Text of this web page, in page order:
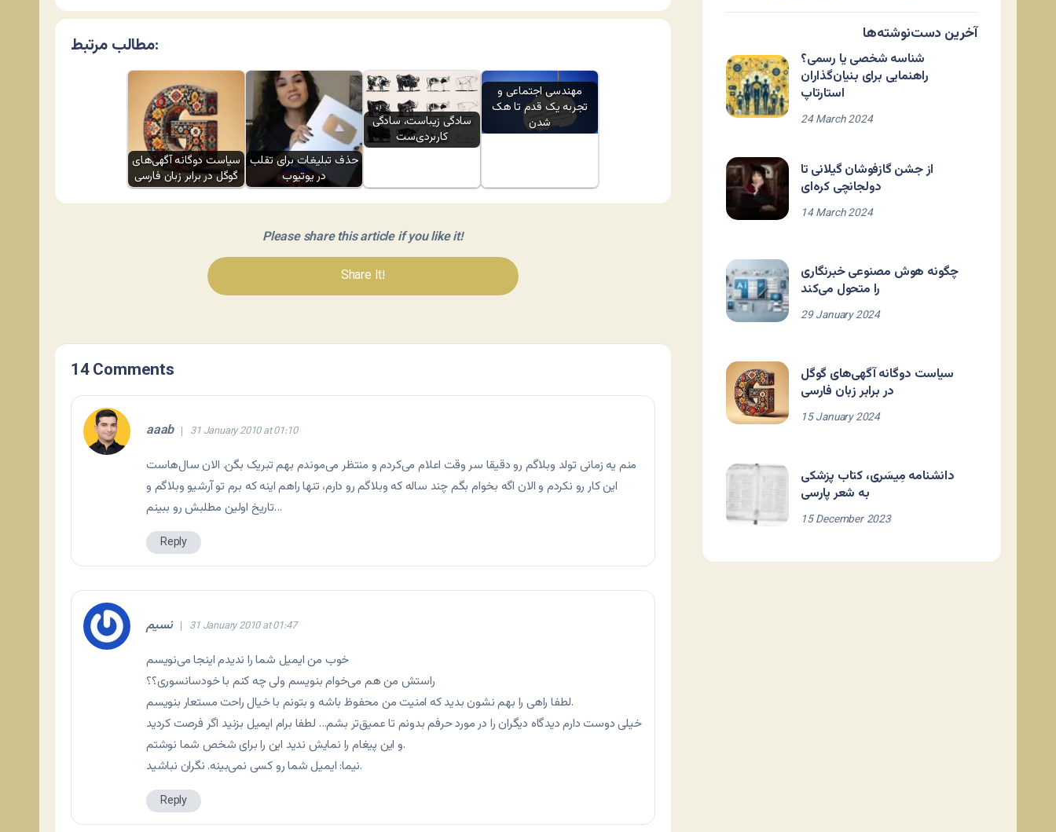
مطالب مرتبط:
سیاست دوگانه آگهی‌های
گوگل در برابر زبان فارسی
حذف تبلیغات برای تقلب
در یوتیوب
سادگی زیباست، سادگی
کاربردی‌ست
مهندسی اجتماعی و
تجربه یک قدم تا هک
شدن
Please share this article if you like it!
Share It!
14 Comments
aaab 31 January 2010 at 01:10
منم یه زمانی تولد وبلاگم رو دقیقا سر وقت اعلام می‌کردم و منتظر می‌موندم بهم تبریک بگن. الان سال‌هاست
این کار رو نکردم و الان اگه بخوام بگم چند ساله که وبلاگم رو دارم، تنها راهم اینه که برم تو آرشیو وبلاگم و
تاریخ اولین مطلبش رو ببینم…
Reply
نسیم 31 January 2010 at 01:47
خوب من ایمیل شما را ندیدم اینجا می‌نویسم
راستش من هم می‌خوام بنویسم ولی چه کنم با خودسانسوری؟؟
لطفا راهی را بهم نشون بدید که امنیت من محفوظ باشه و بتونم با خیال راحت مستعار بنویسم.
خیلی دوست دارم دیدگاه دیگران را در مورد حرفم بدونم تا عمیق‌تر بشم… لطفا برام ایمیل بزنید اگر فرصت کردید
و این پیغام را نمایش ندید این را برای شخص شما نوشتم.
نیما: ایمیل شما رو کسی نمی‌بینه. نگران نباشید.
Reply
آخرین دست‌نوشته‌ها
شناسه شخصی یا رسمی؟
راهنمایی برای بنیان‌گذاران
استارتاپ
24 March 2024
از جشن گازفوشان گیلانی تا
دولجانچی کره‌ای
14 March 2024
چگونه هوش مصنوعی خبرنگاری
را متحول می‌کند
29 January 2024
سیاست دوگانه آگهی‌های گوگل
در برابر زبان فارسی
15 January 2024
دانشنامه مِیسَری، کتاب پزشکی
به شعر پارسی
15 December 2023